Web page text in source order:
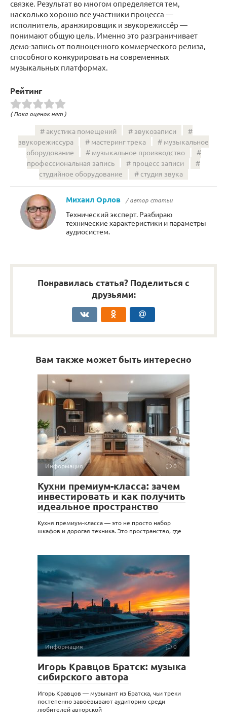
связке. Результат во многом определяется тем,
насколько хорошо все участники процесса —
исполнитель, аранжировщик и звукорежиссёр —
понимают общую цель. Именно это разграничивает
демо-запись от полноценного коммерческого релиза,
способного конкурировать на современных
музыкальных платформах.
Рейтинг
( Пока оценок нет )
акустика помещений
звукозаписи
звукорежиссура
мастеринг трека
музыкальное
оборудование
музыкальное производство
профессиональная запись
процесс записи
студийное оборудование
студия звука
Михаил Орлов / автор статьи
Технический эксперт. Разбираю
технические характеристики и параметры
аудиосистем.
Понравилась статья? Поделиться с
друзьями:
Вам также может быть интересно
Информация 0
Кухни премиум-класса: зачем
инвестировать и как получить
идеальное пространство
Кухня премиум-класса — это не просто набор
шкафов и дорогая техника. Это пространство, где
Информация 0
Игорь Кравцов Братск: музыка
сибирского автора
Игорь Кравцов — музыкант из Братска, чьи треки
постепенно завоёвывают аудиторию среди
любителей авторской